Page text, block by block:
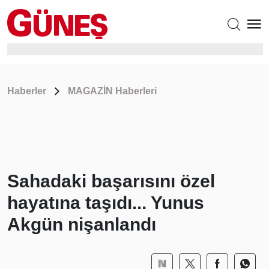
Haberler MAGAZİN Haberleri
Sahadaki başarısını özel
hayatına taşıdı... Yunus
Akgün nişanlandı